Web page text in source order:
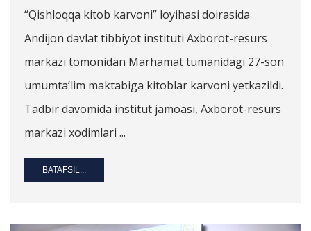
“Qishloqqa kitob karvoni” loyihasi doirasida
Andijon davlat tibbiyot instituti Axborot-resurs
markazi tomonidan Marhamat tumanidagi 27-son
umumta’lim maktabiga kitoblar karvoni yetkazildi.
Tadbir davomida institut jamoasi, Axborot-resurs
markazi xodimlari ...
BATAFSIL...